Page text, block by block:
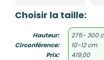
Choisir la taille:
Hauteur:
Circonférence:
Prix:
275- 300
10-12 cm
419,00